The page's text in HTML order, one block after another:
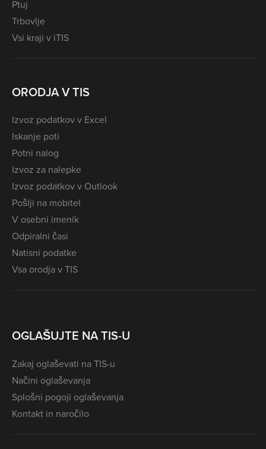
Ptuj
Trbovlje
Vsi kraji v iTIS
ORODJA V TIS
Izvoz podatkov v Excel
Iskanje poti
Potni nalog
Izvoz za nalepke
Izvoz podatkov v Outlook
Pošlji na mobitel
V osebni imenik
Odpiralni časi
Natisni podatke
Vsa orodja v TIS
OGLAŠUJTE NA TIS-U
Zakaj oglaševati na TIS-u
Načini oglaševanja
Splošni pogoji oglaševanja
Kontakt in naročilo